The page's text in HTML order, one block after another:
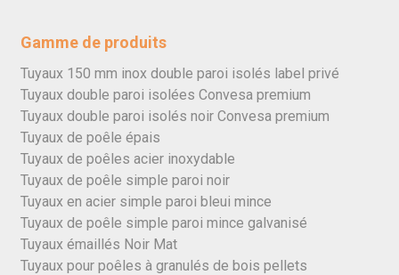
Gamme de produits
Tuyaux 150 mm inox double paroi isolés label privé
Tuyaux double paroi isolées Convesa premium
Tuyaux double paroi isolés noir Convesa premium
Tuyaux de poêle épais
Tuyaux de poêles acier inoxydable
Tuyaux de poêle simple paroi noir
Tuyaux en acier simple paroi bleui mince
Tuyaux de poêle simple paroi mince galvanisé
Tuyaux émaillés Noir Mat
Tuyaux pour poêles à granulés de bois pellets